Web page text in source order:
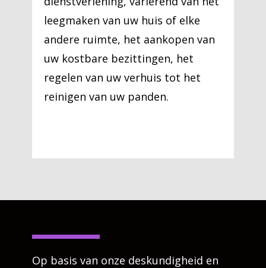
leegmaken van uw huis of elke
andere ruimte, het aankopen van
uw kostbare bezittingen, het
regelen van uw verhuis tot het
reinigen van uw panden.
Op basis van onze deskundigheid en